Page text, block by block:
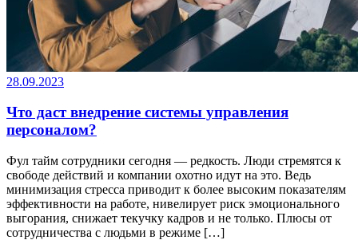
28.09.2023
Что даст внедрение системы управления
персоналом?
Фул тайм сотрудники сегодня — редкость. Люди стремятся к
свободе действий и компании охотно идут на это. Ведь
минимизация стресса приводит к более высоким показателям
эффективности на работе, нивелирует риск эмоционального
выгорания, снижает текучку кадров и не только. Плюсы от
сотрудничества с людьми в режиме […]